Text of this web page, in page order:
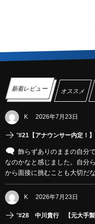
新着レビュー オススメ
K 2026年7月23日
"#21【アナウンサー内定！
飾らずありのままの自分
なのかなと感じました。自分
から面接に挑むことも大切だ
K 2026年7月23日
"#28 中川貴行 【元大手製